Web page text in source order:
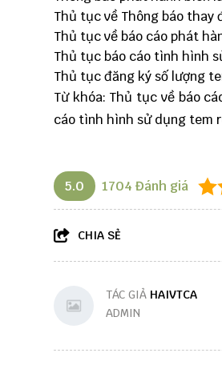
Thủ tục về Thông báo
Thủ tục về báo cáo phát
Thủ tục báo cáo tình hình
Thủ tục đăng ký số lượng
Từ khóa: Thủ tục về báo
cáo tình hình sử dụng tem
5.0 1704 Đánh giá
CHIA SẺ
TÁC GIẢ HAIVTCA
ADMIN